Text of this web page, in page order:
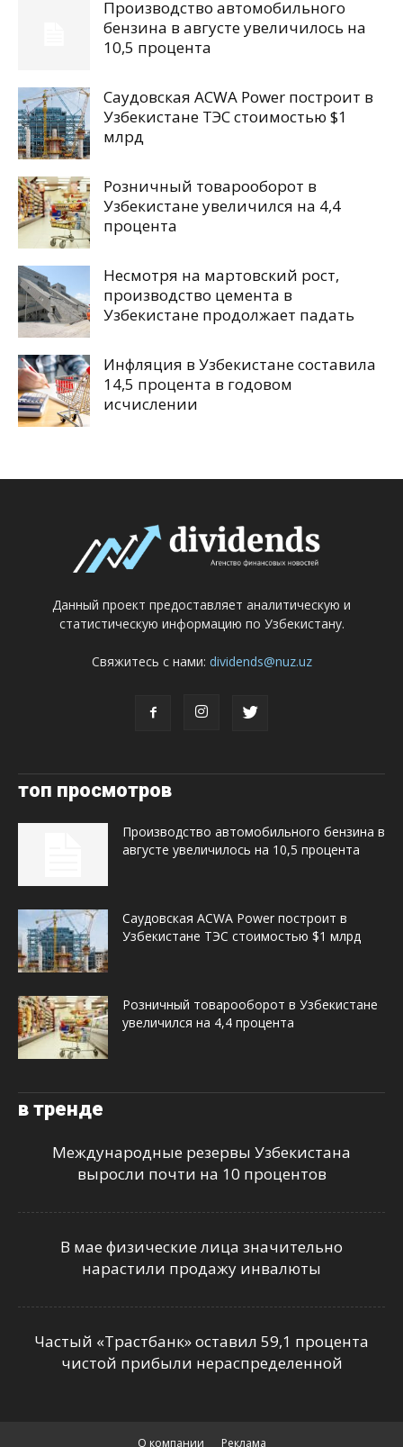
Производство автомобильного
бензина в августе увеличилось на
10,5 процента
Саудовская ACWA Power построит в
Узбекистане ТЭС стоимостью $1
млрд
Розничный товарооборот в
Узбекистане увеличился на 4,4
процента
Несмотря на мартовский рост,
производство цемента в
Узбекистане продолжает падать
Инфляция в Узбекистане составила
14,5 процента в годовом
исчислении
Данный проект предоставляет аналитическую и
статистическую информацию по Узбекистану.
Свяжитесь с нами: dividends@nuz.uz
топ просмотров
Производство автомобильного бензина в
августе увеличилось на 10,5 процента
Саудовская ACWA Power построит в
Узбекистане ТЭС стоимостью $1 млрд
Розничный товарооборот в Узбекистане
увеличился на 4,4 процента
в тренде
Международные резервы Узбекистана
выросли почти на 10 процентов
В мае физические лица значительно
нарастили продажу инвалюты
Частый «Трастбанк» оставил 59,1 процента
чистой прибыли нераспределенной
О компании Реклама